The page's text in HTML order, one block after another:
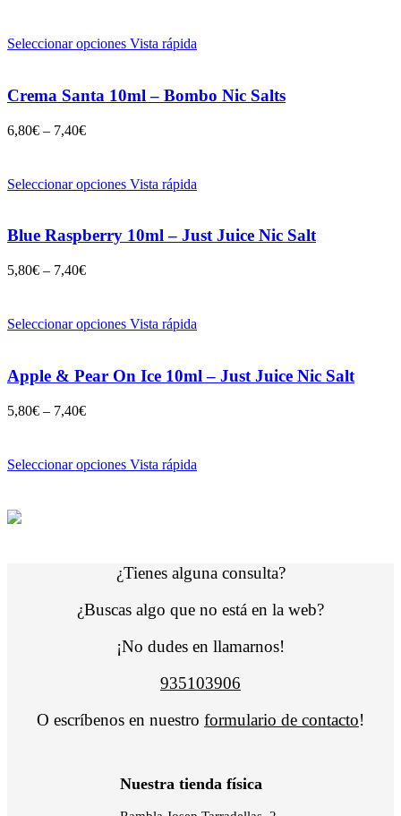
Seleccionar opciones Vista rápida
Crema Santa 10ml – Bombo Nic Salts
6,80€ – 7,40€
Seleccionar opciones Vista rápida
Blue Raspberry 10ml – Just Juice Nic Salt
5,80€ – 7,40€
Seleccionar opciones Vista rápida
Apple & Pear On Ice 10ml – Just Juice Nic Salt
5,80€ – 7,40€
Seleccionar opciones Vista rápida
¿Tienes alguna consulta?
¿Buscas algo que no está en la web?
¡No dudes en llamarnos!
935103906
O escríbenos en nuestro formulario de contacto!
Nuestra tienda física